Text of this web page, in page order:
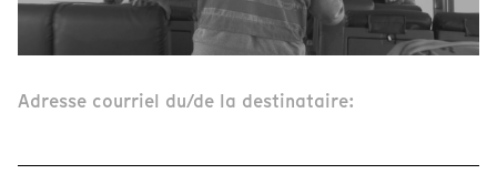
Adresse courriel du/de la destinataire: